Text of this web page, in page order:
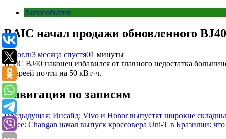
Автособытия
BAIC начал продажи обновленного
Motor.ru3 месяца спустя01 минуты
BAIC BJ40 наконец избавился от главного недостатка
батареей почти на 50 кВт·ч.
Навигация по записям
Предыдущая: Инсайд: Vivo и Honor выпустят широкие
Далее: Changan начал выпуск кроссовера Uni-T в Бразилии: